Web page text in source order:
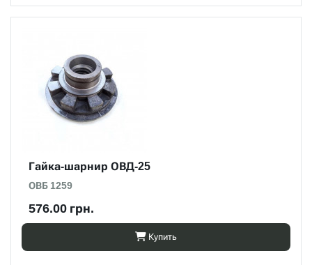
Гайка-шарнир ОВД-25
ОВБ 1259
576.00 грн.
Купить